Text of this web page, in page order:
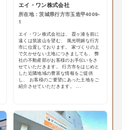
エイ・ワン株式会社
所在地：茨城県行方市玉造甲4009-
1
エイ・ワン株式会社は、 霞ヶ浦を前に
遠くは筑波山を望む、 風光明媚な行方
市に位置しております。 家づくりの上
で欠かせない土地につきましても、 弊
社の不動産部がお客様のお手伝いをさ
せていただきます。 行方市をはじめと
した近隣地域の豊富な情報をご提供
し、 お客様のご要望にあった土地をご
紹介させていただきます。 ...